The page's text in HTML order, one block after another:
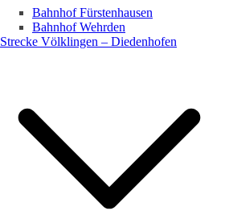
Bahnhof Fürstenhausen
Bahnhof Wehrden
Strecke Völklingen – Diedenhofen